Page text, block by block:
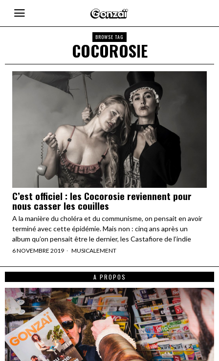
BROWSE TAG
COCOROSIE
C’est officiel : les Cocorosie reviennent pour
nous casser les couilles
A la manière du choléra et du communisme, on pensait en avoir
terminé avec cette épidémie. Mais non : cinq ans après un
album qu’on pensait être le dernier, les Castafiore de l’indie
6 NOVEMBRE 2019 MUSICALEMENT
A PROPOS